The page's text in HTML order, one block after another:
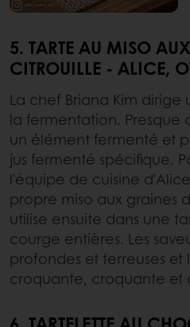
5. TARTE AU MISO
CITROUILLE - ALICE,
La chef Briana Kim dirige
la fermentation.
un élément fermenté et
jus fermenté spécifique.
l'équipe de cuisine
propre miso aux graines
utilise ensuite dans une
courge entières. Les
profondes et terreuses et
croquante, croquante et